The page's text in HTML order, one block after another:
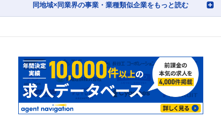
同地域×同業界の事業・業種類似企業をもっと読む